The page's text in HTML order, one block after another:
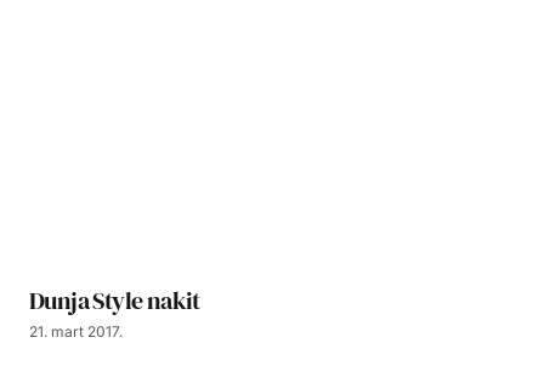
Dunja Style nakit
21. mart 2017.